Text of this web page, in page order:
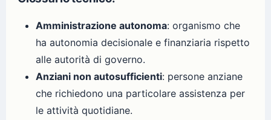
Amministrazione autonoma: organismo che
ha autonomia decisionale e finanziaria rispetto
alle autorità di governo.
Anziani non autosufficienti: persone anziane
che richiedono una particolare assistenza per
le attività quotidiane.